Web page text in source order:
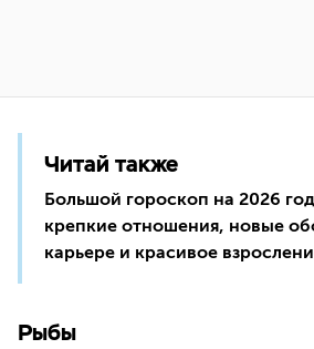
Читай также
Большой гороскоп на 2026
крепкие отношения, новые
карьере и красивое
Рыбы